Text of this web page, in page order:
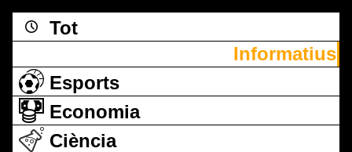
Tot
Informatius
Esports
Economia
Ciència